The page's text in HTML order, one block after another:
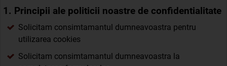
1. Principii ale politicii noastre de confidentialitate
Solicitam consimtamantul dumneavoastra pentru
utilizarea cookies
Solicitam consimtamantul dumneavoastra la